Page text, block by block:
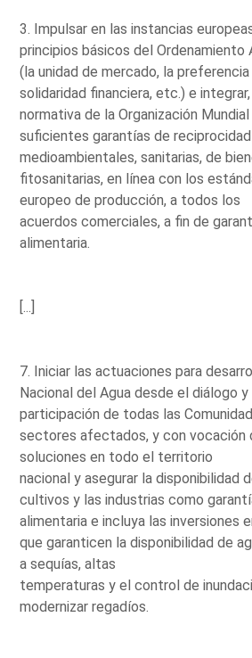
3. Impulsar en las instancias
principios básicos del Ordenamiento
(la unidad de mercado, la
solidaridad financiera, etc.) e
normativa de la Organización
suficientes garantías de
medioambientales, sanitarias, de
fitosanitarias, en línea con los
europeo de producción, a todos los
acuerdos comerciales, a fin de
alimentaria.
[...]
7. Iniciar las actuaciones para
Nacional del Agua desde el diálogo
participación de todas las
sectores afectados, y con vocación
soluciones en todo el territorio
nacional y asegurar la disponibilidad
cultivos y las industrias como
alimentaria e incluya las inversiones
que garanticen la disponibilidad de
a sequías, altas
temperaturas y el control de
modernizar regadíos.